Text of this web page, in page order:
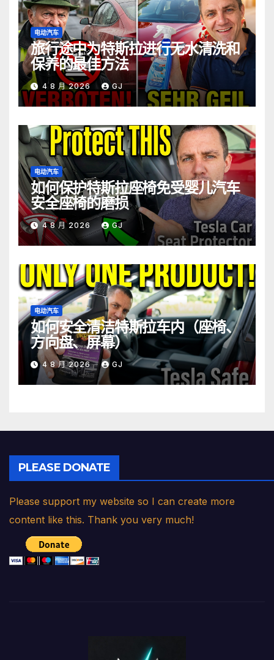
电动汽车
旅行途中为特斯拉进行无水清洗和
保养的最佳方法
4 8 月 2026 GJ
电动汽车
如何保护特斯拉座椅免受婴儿汽车
安全座椅的磨损
4 8 月 2026 GJ
电动汽车
如何安全清洁特斯拉车内（座椅、
方向盘、屏幕）
4 8 月 2026 GJ
PLEASE DONATE
Please support my website so I can create more
content like this. Thank you very much!